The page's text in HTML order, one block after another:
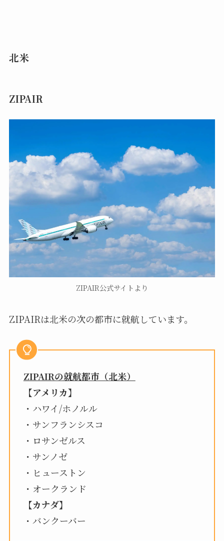
北米
ZIPAIR
ZIPAIR公式サイトより
ZIPAIRは北米の次の都市に就航しています。
ZIPAIRの就航都市（北米）
【アメリカ】
・ハワイ/ホノルル
・サンフランシスコ
・ロサンゼルス
・サンノゼ
・ヒューストン
・オークランド
【カナダ】
・バンクーバー